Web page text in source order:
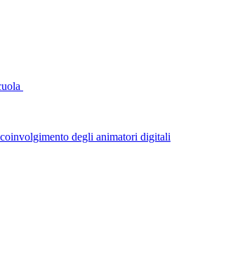
degli animatori digitali